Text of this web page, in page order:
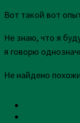
Вот такой вот
Не знаю, что я
я говорю
Не найдено